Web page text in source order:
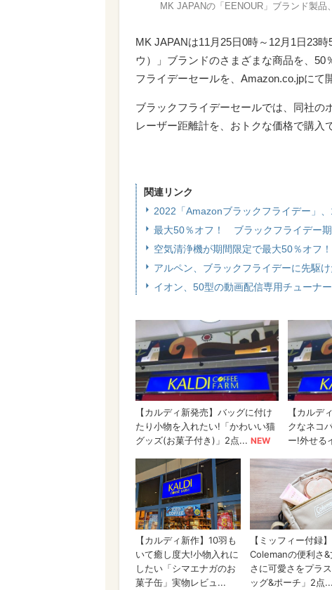
MK JAPANの「EENOUR」ブランド製
MK JAPANは11月25日0時～12月1日23
ウ）」ブランドのさまざまな商品を、
フライデーセールを、Amazon.co.jpにて
ブラックフライデーセールでは、同社の
レーザー距離計を、おトクな価格で購入
関連リンク
2022「Amazonブラックフライデー」
最大50％オフ！ ブラックフライデー
空気清浄機が期間限定で最大50％オ
アルペン、ブラックフライデーに先駆
イオン、50型の動画配信専用チューナ